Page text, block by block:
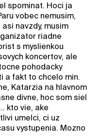
spominat. Hoci ja
vobec nemusim,
navzdy, musim
riadne
s myslienkou
koncertov, ale
pohodacky
a fakt to chcelo min.
Katarzia na hlavnom
divne, hoc som siel
kto vie, ake
umelci, ci uz
vystupenia. Mozno